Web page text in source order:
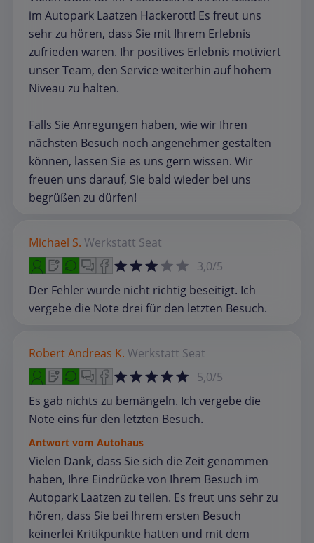
im Autopark Laatzen Hackerott! Es freut uns
sehr zu hören, dass Sie mit Ihrem Erlebnis
zufrieden waren. Ihr positives Erlebnis motiviert
unser Team, den Service weiterhin auf hohem
Niveau zu halten.
Falls Sie Anregungen haben, wie wir Ihren
nächsten Besuch noch angenehmer gestalten
können, lassen Sie es uns gern wissen. Wir
freuen uns darauf, Sie bald wieder bei uns
begrüßen zu dürfen!
Michael S. Werkstatt Seat
3,0/5
Der Fehler wurde nicht richtig beseitigt. Ich
vergebe die Note drei für den letzten Besuch.
Robert Andreas K. Werkstatt Seat
5,0/5
Es gab nichts zu bemängeln. Ich vergebe die
Note eins für den letzten Besuch.
Antwort vom Autohaus
Vielen Dank, dass Sie sich die Zeit genommen
haben, Ihre Eindrücke von Ihrem Besuch im
Autopark Laatzen zu teilen. Es freut uns sehr zu
hören, dass Sie bei Ihrem ersten Besuch
keinerlei Kritikpunkte hatten und mit dem